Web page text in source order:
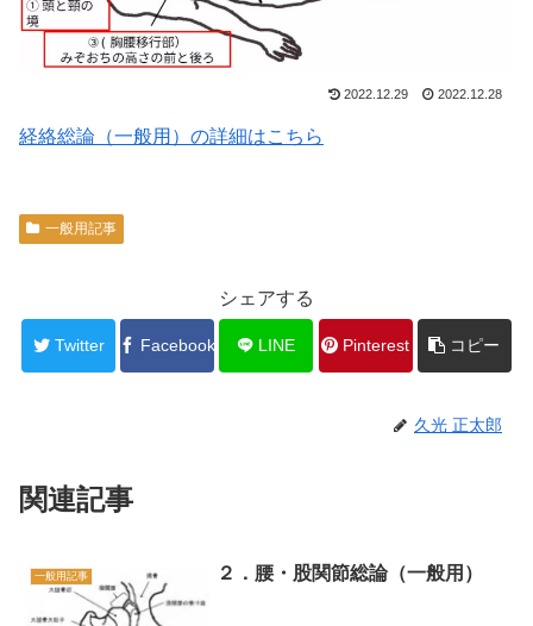
2022.12.29 2022.12.28
経絡総論（一般用）の詳細はこちら
一般用記事
シェアする
Twitter Facebook LINE Pinterest コピー
久光 正太郎
関連記事
一般用記事 ２．腰・股関節総論（一般用）